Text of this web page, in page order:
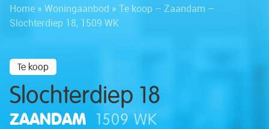
Home » Woningaanbod » Te koop – Zaandam –
Slochterdiep 18, 1509 WK
Te koop
Slochterdiep 18
ZAANDAM 1509 WK